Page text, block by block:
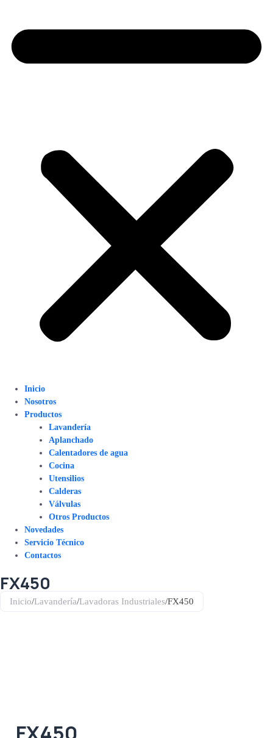
Inicio
Nosotros
Productos
Lavandería
Aplanchado
Calentadores de agua
Cocina
Utensilios
Calderas
Válvulas
Otros Productos
Novedades
Servicio Técnico
Contactos
FX450
Inicio/Lavandería/Lavadoras Industriales/FX450